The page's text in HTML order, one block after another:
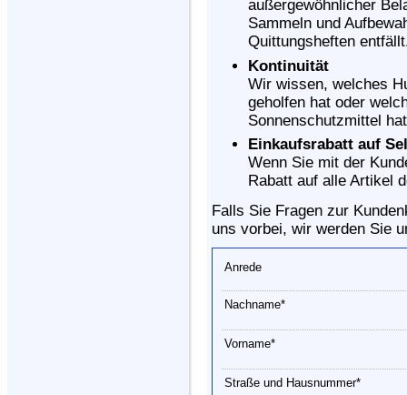
außergewöhnlicher
Sammeln und
Quittungsheften
Kontinuität
Wir wissen, welches
geholfen hat oder
Sonnenschutzmittel
Einkaufsrabatt auf
Wenn Sie mit der
Rabatt auf alle Artikel
Falls Sie Fragen zur
uns vorbei, wir werden Sie
Anrede
Nachname*
Vorname*
Straße und Hausnummer*